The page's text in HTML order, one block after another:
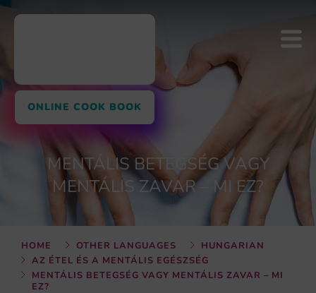
ONLINE COOK BOOK
MENTÁLIS BETEGSÉG VAGY
MENTÁLIS ZAVAR – MI EZ?
HOME OTHER LANGUAGES
HUNGARIAN
AZ ÉTEL ÉS A MENTÁLIS EGÉSZSÉG
MENTÁLIS BETEGSÉG VAGY MENTÁLIS ZAVAR – MI
EZ?